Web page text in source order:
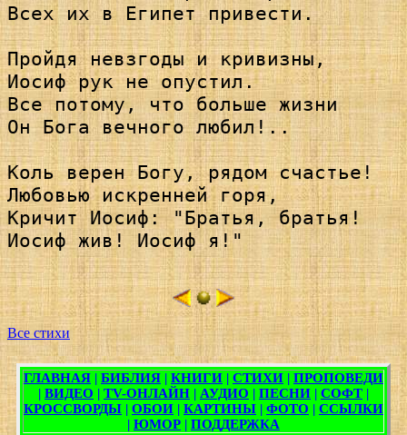
Всех их в Египет привести.
Пройдя невзгоды и кривизны,
Иосиф рук не опустил.
Все потому, что больше жизни
Он Бога вечного любил!..
Коль верен Богу, рядом счастье!
Любовью искренней горя,
Кричит Иосиф: "Братья, братья!
Иосиф жив! Иосиф я!"
Все стихи